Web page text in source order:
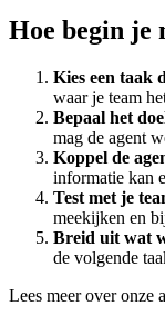
Hoe begin je
Kies een taak
waar je team
Bepaal het
mag de agent
Koppel de
informatie kan
Test met je
meekijken en
Breid uit wat
de volgende
Lees meer over onze